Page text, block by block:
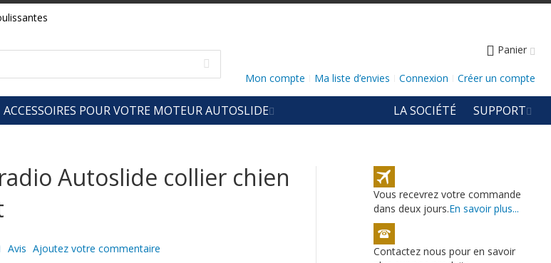
Panier
Mon compte Ma liste d’envies Connexion Créer un compte
ACCESSOIRES POUR VOTRE MOTEUR AUTOSLIDE SUPPORT
LA SOCIÉTÉ
Autoslide collier chien
Avis Ajoutez votre commentaire
Vous recevrez votre commande
dans deux jours.En savoir plus...
Contactez nous pour en savoir